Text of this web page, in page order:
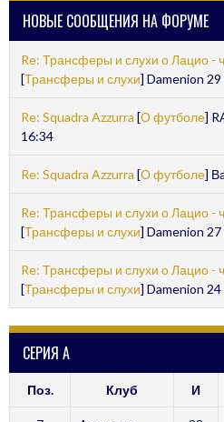
НОВЫЕ СООБЩЕНИЯ НА ФОРУМЕ
Re: Трансферы и слухи о Лацио -
[Трансферы и слухи] Damenion
Re: Squadra Azzurra [О футболе]
16:34
Re: Squadra Azzurra [О футболе]
Re: Трансферы и слухи о Лацио -
[Трансферы и слухи] Damenion
Re: Трансферы и слухи о Лацио -
[Трансферы и слухи] Damenion
СЕРИЯ А
Поз. Клуб И